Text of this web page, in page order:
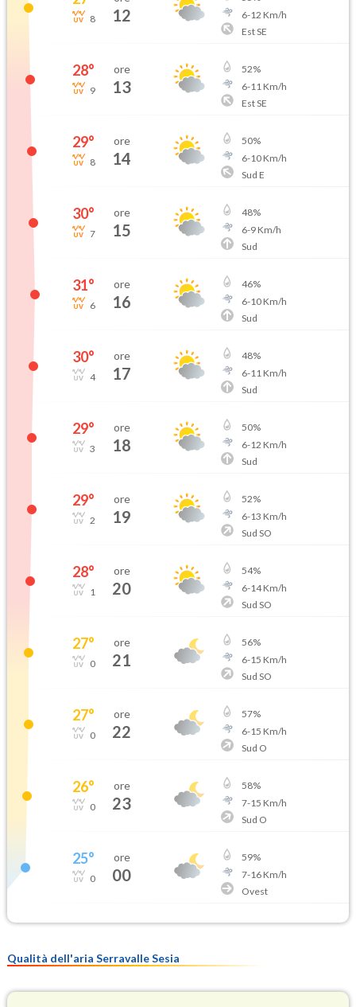
8 12
6-12 Km/h
Est SE
28°
9
ore
13
52%
6-11 Km/h
Est SE
29°
8
ore
14
50%
6-10Km/h
Sud E
30°
7
ore
15
48%
6-9Km/h
Sud
31°
6
ore
16
46%
6-10Km/h
Sud
30°
4
ore
17
48%
6-11 Km/h
Sud
29°
3
ore
18
50%
6-12 Km/h
Sud
29°
2
ore
19
52%
6-13 Km/h
Sud SO
28°
1
ore
20
54%
6-14Km/h
Sud SO
27°
0
ore
21
56%
6-15 Km/h
Sud SO
27°
0
ore
22
57%
6-15 Km/h
Sud O
26°
0
ore
23
58%
7-15 Km/h
Sud O
25°
0
ore
00
59%
7-16Km/h
Ovest
Qualità dell'aria Serravalle Sesia